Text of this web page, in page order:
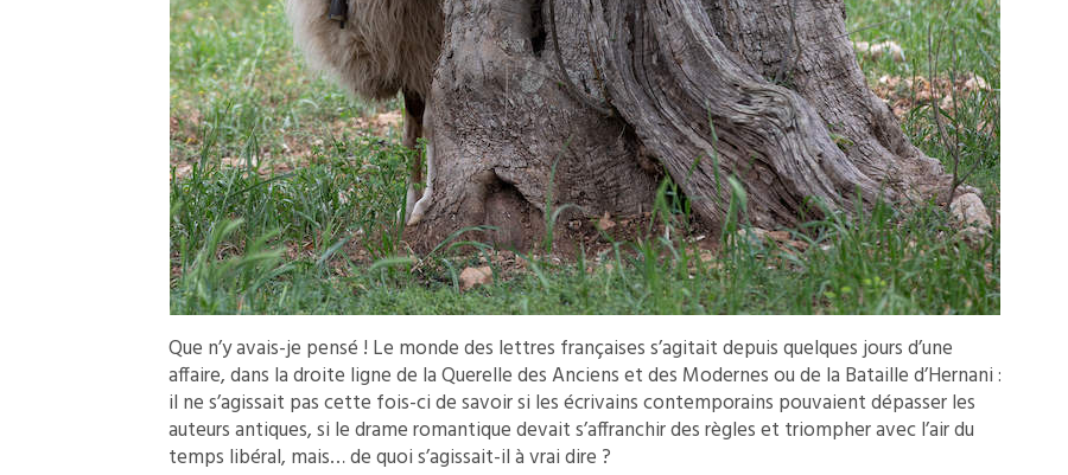
Que n’y avais-je pensé ! Le monde des lettres françaises s’agitait depuis quelques jours d’une
affaire, dans la droite ligne de la Querelle des Anciens et des Modernes ou de la Bataille d’Hernani :
il ne s’agissait pas cette fois-ci de savoir si les écrivains contemporains pouvaient dépasser les
auteurs antiques, si le drame romantique devait s’affranchir des règles et triompher avec l’air du
temps libéral, mais… de quoi s’agissait-il à vrai dire ?